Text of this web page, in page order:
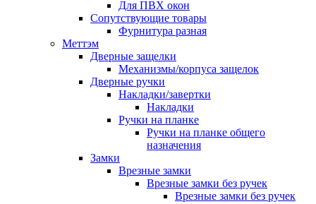
Для ПВХ окон
Сопутствующие товары
Фурнитура разная
Меттэм
Дверные защелки
Механизмы/корпуса защелок
Дверные ручки
Накладки/завертки
Накладки
Ручки на планке
Ручки на планке общего
назначения
Замки
Врезные замки
Врезные замки без ручек
Врезные замки без ручек